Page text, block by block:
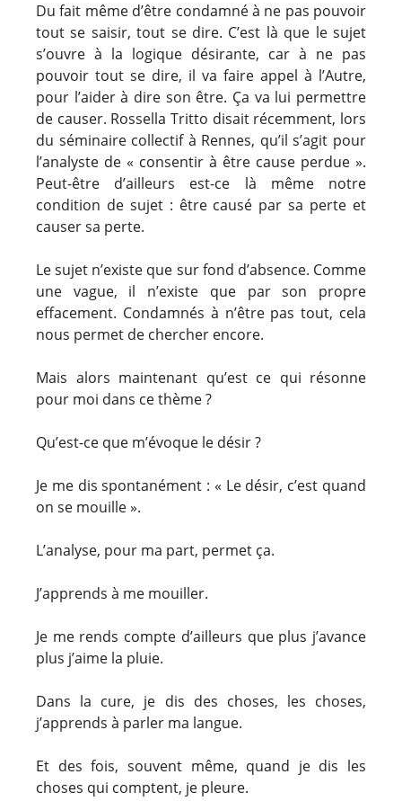
Du fait même d’être condamné à ne pas pouvoir
tout se saisir, tout se dire. C’est là que le sujet
s’ouvre à la logique désirante, car à ne pas
pouvoir tout se dire, il va faire appel à l’Autre,
pour l’aider à dire son être. Ça va lui permettre
de causer. Rossella Tritto disait récemment, lors
du séminaire collectif à Rennes, qu’il s’agit pour
l’analyste de « consentir à être cause perdue ».
Peut-être d’ailleurs est-ce là même notre
condition de sujet : être causé par sa perte et
causer sa perte.
Le sujet n’existe que sur fond d’absence. Comme
une vague, il n’existe que par son propre
effacement. Condamnés à n’être pas tout, cela
nous permet de chercher encore.
Mais alors maintenant qu’est ce qui résonne
pour moi dans ce thème ?
Qu’est-ce que m’évoque le désir ?
Je me dis spontanément : « Le désir, c’est quand
on se mouille ».
L’analyse, pour ma part, permet ça.
J’apprends à me mouiller.
Je me rends compte d’ailleurs que plus j’avance
plus j’aime la pluie.
Dans la cure, je dis des choses, les choses,
j’apprends à parler ma langue.
Et des fois, souvent même, quand je dis les
choses qui comptent, je pleure.